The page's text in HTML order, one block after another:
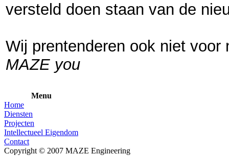
versteld doen staan van de
Wij prentenderen ook niet
MAZE you
Menu
Home
Diensten
Projecten
Intellectueel Eigendom
Contact
Copyright © 2007 MAZE Engineering